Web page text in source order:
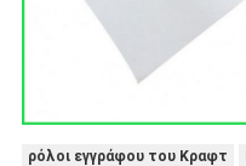
ρόλοι εγγράφου του Κραφτ